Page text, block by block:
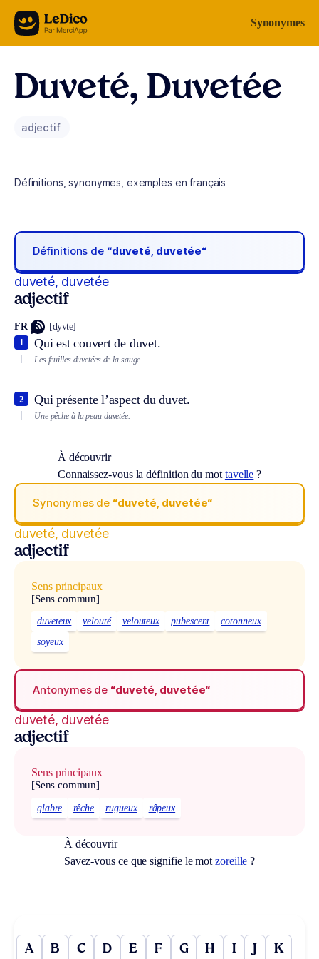
Aller au contenu Synonymes
Duveté, Duvetée
adjectif
Définitions, synonymes, exemples en français
Définitions de “duveté, duvetée“
duveté, duvetée
adjectif
FR [dyvte]
Qui est couvert de duvet.
1
Les feuilles duvetées de la sauge.
Qui présente l’aspect du duvet.
2
Une pêche à la peau duvetée.
À découvrir
Connaissez-vous la définition du mot tavelle ?
Synonymes de “duveté, duvetée“
duveté, duvetée
adjectif
Sens principaux
[Sens commun]
duveteux velouté velouteux pubescent
cotonneux
soyeux
Antonymes de “duveté, duvetée“
duveté, duvetée
adjectif
Sens principaux
[Sens commun]
glabre rêche rugueux râpeux
À découvrir
Savez-vous ce que signifie le motzoreille ?
A B C D E F G H I J K